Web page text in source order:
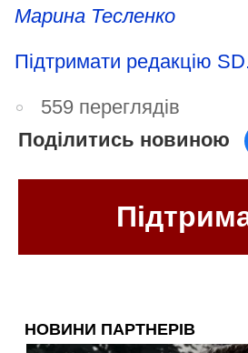
Марина Тесленко
Підтримати редакцію
559 переглядів
Поділитись новиною